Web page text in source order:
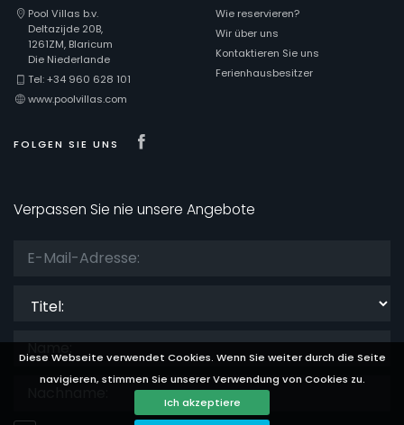
Diese Webseite verwendet Cookies. Wenn Sie weiter durch die Seite
navigieren, stimmen Sie unserer Verwendung von Cookies zu.
Ich akzeptiere
Pool Villas b.v.
Deltazijde 20B,
1261ZM, Blaricum
Die Niederlande
Tel: +34 960 628 101
www.poolvillas.com
FOLGEN SIE UNS
Wie reservieren?
Wir über uns
Kontaktieren Sie uns
Ferienhausbesitzer
Verpassen Sie nie unsere Angebote